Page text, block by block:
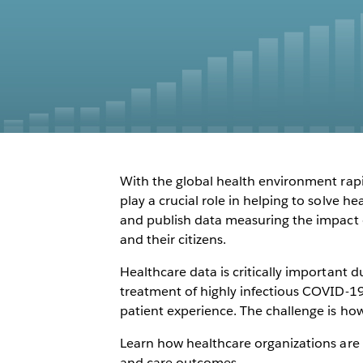
With the global health environment
play a crucial role in helping to solve
and publish data measuring the
and their citizens.
Healthcare data is critically important
treatment of highly infectious COVID-
patient experience. The challenge is
Learn how healthcare organizations